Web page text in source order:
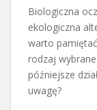
Biologiczna
ekologiczna
warto
rodzaj
późniejsze
uwagę?